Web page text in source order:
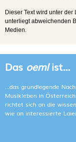
Dieser Text wird unter der
unterliegt abweichenden
Medien.
Das oemlist...
...das grundlegende
Musikleben in
richtet sich an die
wie an interessierte